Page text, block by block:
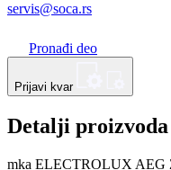
servis@soca.rs
Pronađi deo
Prijavi kvar
Detalji proizvoda
mka ELECTROLUX AEG